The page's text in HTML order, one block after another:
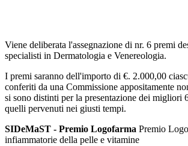
Viene deliberata l'assegnazione di nr. 6 premi
specialisti in Dermatologia e Venereologia.
I premi saranno dell'importo di €. 2.000,00
conferiti da una Commissione appositamente
si sono distinti per la presentazione dei migliori
quelli pervenuti nei giusti tempi.
SIDeMaST - Premio Logofarma Premio
infiammatorie della pelle e vitamine